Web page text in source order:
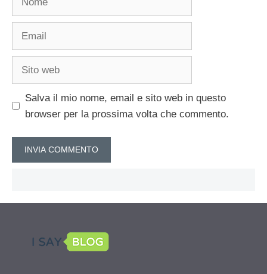
Salva il mio nome, email e sito web in questo
browser per la prossima volta che commento.